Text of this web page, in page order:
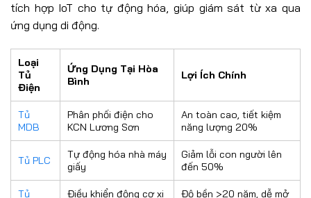
tích hợp IoT cho tự động hóa, giúp giám sát từ xa qua
ứng dụng di động.
Loại
Tủ
Điện
Ứng Dụng Tại Hòa
Bình
Lợi Ích Chính
Tủ
MDB
Phân phối điện cho
KCN Lương Sơn
An toàn cao, tiết kiệm
năng lượng 20%
Tủ PLC
Tự động hóa nhà máy
giấy
Giảm lỗi con người lên
đến 50%
Tủ Điều khiển động cơ xi Độ bền >20 năm, dễ mở